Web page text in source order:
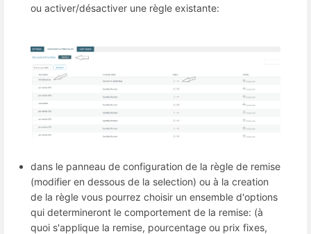
ou activer/désactiver une règle existante:
dans le panneau de configuration de la règle de remise
(modifier en dessous de la selection) ou à la creation
de la règle vous pourrez choisir un ensemble d'options
qui determineront le comportement de la remise: (à
quoi s'applique la remise, pourcentage ou prix fixes,